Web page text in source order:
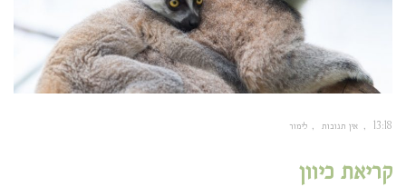
13:18 אין תגובות לימור
קריאת כיוון